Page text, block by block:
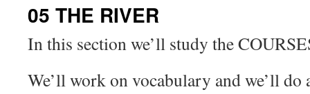
05 THE RIVER
In this section we’ll study the
We’ll work on vocabulary and we’ll